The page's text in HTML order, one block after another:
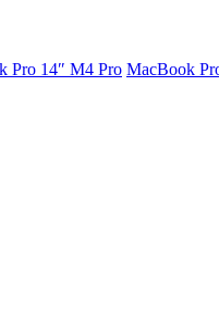
Pro 14″ M4 Pro MacBook